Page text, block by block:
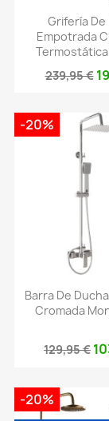
Grifería De
Empotrada
239,95 €
Barra De
Cromada
129,95 €
-20%
-20%